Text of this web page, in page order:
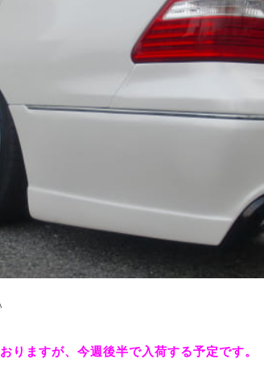
りますが、今週後半で入荷する予定です。